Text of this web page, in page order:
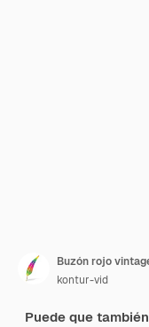
Buzón rojo
kontur-vid
Puede que